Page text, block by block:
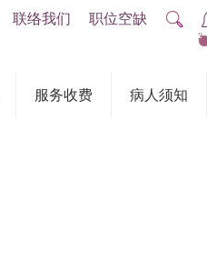
服务收费 病人须知
联络我们 职位空缺
2